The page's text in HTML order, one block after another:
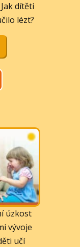
dítěti
lézt?
úzkost
vývoje
učí